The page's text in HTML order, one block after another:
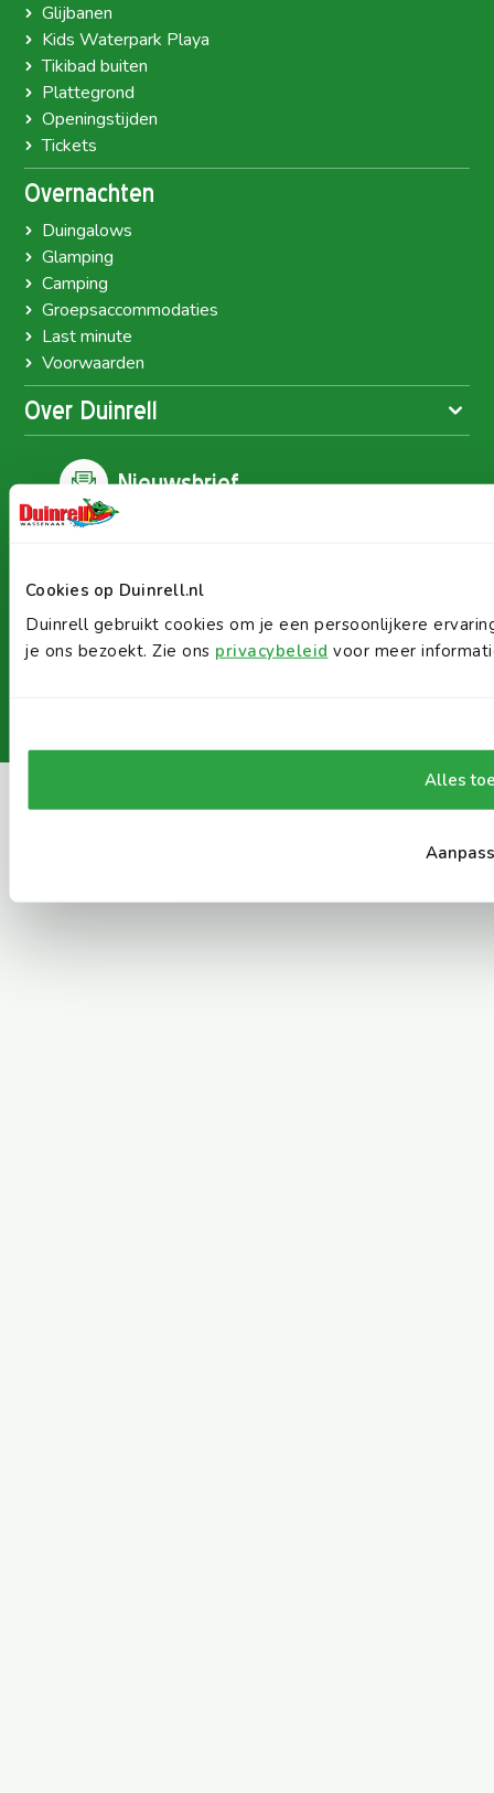
Cookies op Duinrell.nl
Duinrell gebruikt cookies om je een persoonlijkere
je ons bezoekt. Zie ons privacybeleid voor meer
Alles
Glijbanen
Kids Waterpark Playa
Tikibad buiten
Plattegrond
Openingstijden
Tickets
Overnachten
Duingalows
Glamping
Camping
Groepsaccommodaties
Last minute
Voorwaarden
Over Duinrell
Nieuwsbrief
Meld je aan en blijf op de hoogte van Duinrell-nieuws